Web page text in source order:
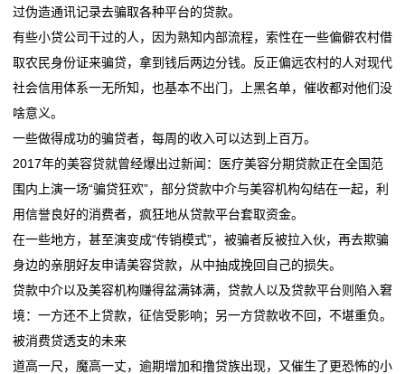
过伪造通讯记录去骗取各种平台的贷款。
有些小贷公司干过的人，因为熟知内部流程，索性在一些偏僻农村借
取农民身份证来骗贷，拿到钱后两边分钱。反正偏远农村的人对现代
社会信用体系一无所知，也基本不出门，上黑名单，催收都对他们没
啥意义。
一些做得成功的骗贷者，每周的收入可以达到上百万。
2017年的美容贷就曾经爆出过新闻：医疗美容分期贷款正在全国范
围内上演一场“骗贷狂欢”，部分贷款中介与美容机构勾结在一起，利
用信誉良好的消费者，疯狂地从贷款平台套取资金。
在一些地方，甚至演变成“传销模式”，被骗者反被拉入伙，再去欺骗
身边的亲朋好友申请美容贷款，从中抽成挽回自己的损失。
贷款中介以及美容机构赚得盆满钵满，贷款人以及贷款平台则陷入窘
境：一方还不上贷款，征信受影响；另一方贷款收不回，不堪重负。
被消费贷透支的未来
道高一尺，魔高一丈，逾期增加和撸贷族出现，又催生了更恐怖的小